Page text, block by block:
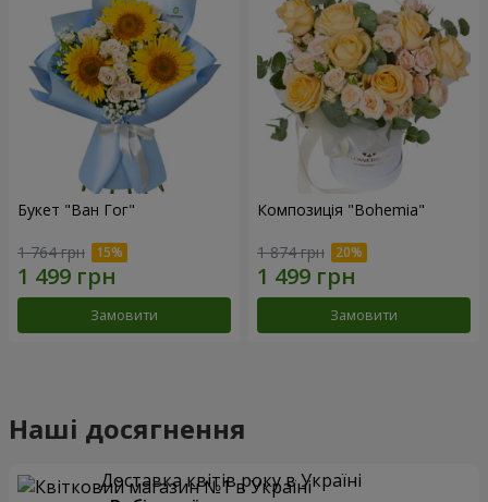
Букет "Ван Гог"
1 764 грн
Замовити
Композиція "Bohemia"
1 874 грн
Замовити
Наші досягнення
Доставка квітів року в Україні